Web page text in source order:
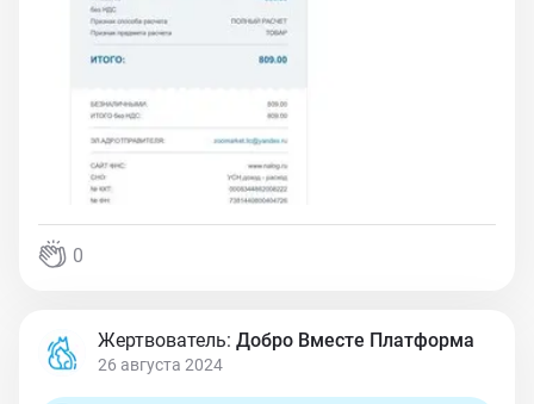
0
Жертвователь: Добро Вместе Платформа
26 августа 2024